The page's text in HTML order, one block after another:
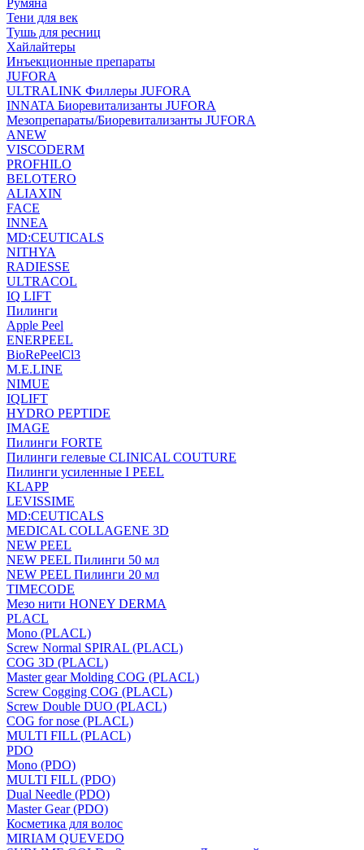
Румяна
Тени для век
Тушь для ресниц
Хайлайтеры
Инъекционные препараты
JUFORA
ULTRALINK Филлеры JUFORA
INNATA Биоревитализанты JUFORA
Мезопрепараты/Биоревитализанты JUFORA
ANEW
VISCODERM
PROFHILO
BELOTERO
ALIAXIN
FACE
INNEA
MD:CEUTICALS
NITHYA
RADIESSE
ULTRACOL
IQ LIFT
Пилинги
Apple Peel
ENERPEEL
BioRePeelCl3
M.E.LINE
NIMUE
IQLIFT
HYDRO PEPTIDE
IMAGE
Пилинги FORTE
Пилинги гелевые CLINICAL COUTURE
Пилинги усиленные I PEEL
KLAPP
LEVISSIME
MD:CEUTICALS
MEDICAL COLLAGENE 3D
NEW PEEL
NEW PEEL Пилинги 50 мл
NEW PEEL Пилинги 20 мл
TIMECODE
Мезо нити HONEY DERMA
PLACL
Mono (PLACL)
Screw Normal SPIRAL (PLACL)
COG 3D (PLACL)
Master gear Molding COG (PLACL)
Screw Cogging COG (PLACL)
Screw Double DUO (PLACL)
COG for nose (PLACL)
MULTI FILL (PLACL)
PDO
Mono (PDO)
MULTI FILL (PDO)
Dual Needle (PDO)
Master Gear (PDO)
Косметика для волос
MIRIAM QUEVEDO